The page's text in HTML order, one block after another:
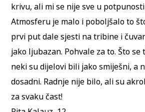
krivu, ali mi se nije sve u
Atmosferu je malo i poboljšalo to
prvi put dale sjesti na tribine i
jako ljubazan. Pohvale za to. Što se
neki su dijelovi bili jako smiješni, a
dosadni. Radnje nije bilo, ali su
za svaku čast!